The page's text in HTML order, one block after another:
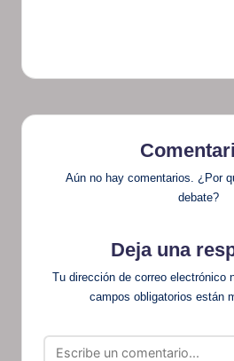
Aún no hay comentarios. ¿Por
debate?
Deja una
Tu dirección de correo electrónico
campos obligatorios están